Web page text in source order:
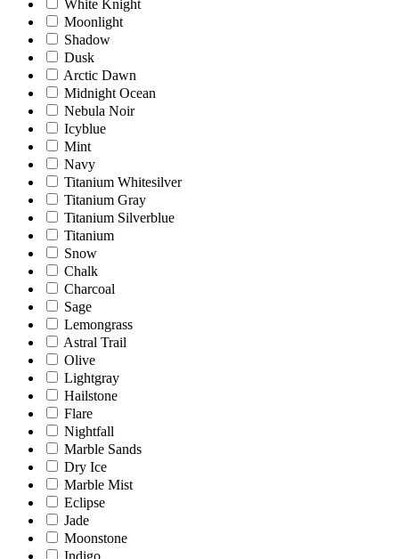
White Knight
Moonlight
Shadow
Dusk
Arctic Dawn
Midnight Ocean
Nebula Noir
Icyblue
Mint
Navy
Titanium Whitesilver
Titanium Gray
Titanium Silverblue
Titanium
Snow
Chalk
Charcoal
Sage
Lemongrass
Astral Trail
Olive
Lightgray
Hailstone
Flare
Nightfall
Marble Sands
Dry Ice
Marble Mist
Eclipse
Jade
Moonstone
Indigo